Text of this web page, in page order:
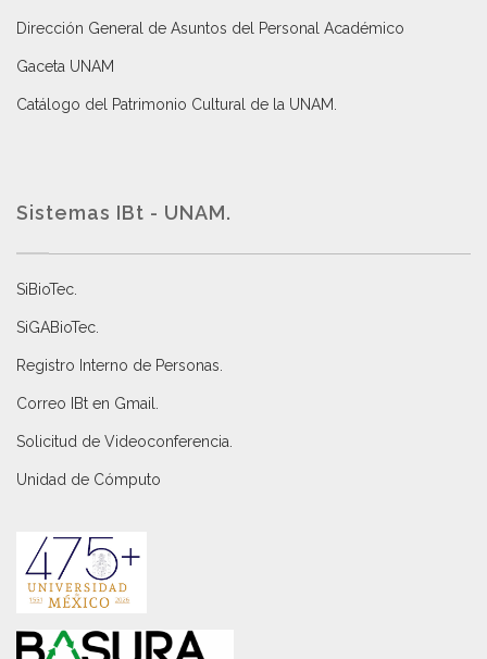
Dirección General de Asuntos del Personal Académico
Gaceta UNAM
Catálogo del Patrimonio Cultural de la UNAM.
Sistemas IBt - UNAM.
SiBioTec
SiGABioTec.
Registro Interno de Personas
Correo IBt en Gmail
Solicitud de Videoconferencia.
Unidad de Cómputo